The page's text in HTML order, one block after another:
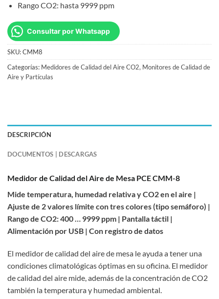
Rango CO2: hasta 9999 ppm
Consultar por Whatsapp
SKU:CMM8
Categorías: Medidores de Calidad del Aire CO2, Monitores de Calidad de
Aire y Partículas
DESCRIPCIÓN
DOCUMENTOS | DESCARGAS
Medidor de Calidad del Aire de Mesa PCE CMM-8
Mide temperatura, humedad relativa y CO2 en el aire |
Ajuste de 2 valores límite con tres colores (tipo semáforo) |
Rango de CO2: 400 … 9999 ppm | Pantalla táctil |
Alimentación por USB | Con registro de datos
El medidor de calidad del aire de mesa le ayuda a tener una
condiciones climatológicas óptimas en su oficina. El medidor
de calidad del aire mide, además de la concentración de CO2
también la temperatura y humedad ambiental.